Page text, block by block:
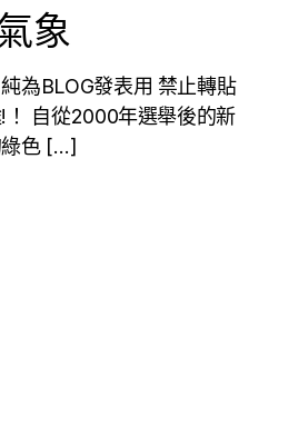
象
為BLOG發表用 禁止轉貼
！ 自從2000年選舉後的新
綠色 […]